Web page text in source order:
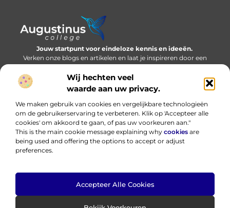
Wij hechten veel
waarde aan uw privacy.
We maken gebruik van cookies en vergelijkbare technologieën
om de gebruikerservaring te verbeteren. Klik op 'Accepteer alle
cookies' om akkoord te gaan, of pas uw voorkeuren aan."
This is the main cookie message explaining why cookies are
being used and offering the options to accept or adjust
preferences.
Accepteer Alle Cookies
Jouw startpunt voor eindeloze kennis en ideeën.
Verken onze blogs en artikelen en laat je inspireren door een
Bericht categorie
Onze informatie
@2025 www.augustinus-college.nl. All Right Reserved.